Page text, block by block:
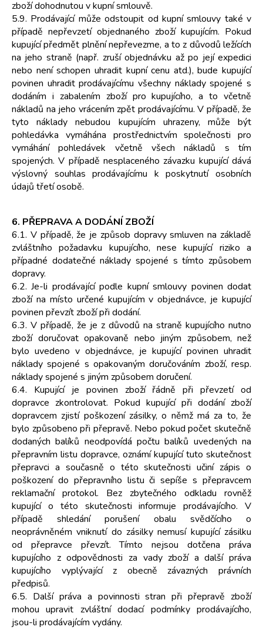
zboží dohodnutou v kupní smlouvě.
5.9. Prodávající může odstoupit od kupní smlouvy také v
případě nepřevzetí objednaného zboží kupujícím. Pokud
kupující předmět plnění nepřevezme, a to z důvodů ležících
na jeho straně (např. zruší objednávku až po její expedici
nebo není schopen uhradit kupní cenu atd.), bude kupující
povinen uhradit prodávajícímu všechny náklady spojené s
dodáním i zabalením zboží pro kupujícího, a to včetně
nákladů na jeho vrácením zpět prodávajícímu. V případě, že
tyto náklady nebudou kupujícím uhrazeny, může být
pohledávka vymáhána prostřednictvím společnosti pro
vymáhání pohledávek včetně všech nákladů s tím
spojených. V případě nesplaceného závazku kupující dává
výslovný souhlas prodávajícímu k poskytnutí osobních
údajů třetí osobě.
6. PŘEPRAVA A DODÁNÍ ZBOŽÍ
6.1. V případě, že je způsob dopravy smluven na základě
zvláštního požadavku kupujícího, nese kupující riziko a
případné dodatečné náklady spojené s tímto způsobem
dopravy.
6.2. Je-li prodávající podle kupní smlouvy povinen dodat
zboží na místo určené kupujícím v objednávce, je kupující
povinen převzít zboží při dodání.
6.3. V případě, že je z důvodů na straně kupujícího nutno
zboží doručovat opakovaně nebo jiným způsobem, než
bylo uvedeno v objednávce, je kupující povinen uhradit
náklady spojené s opakovaným doručováním zboží, resp.
náklady spojené s jiným způsobem doručení.
6.4. Kupující je povinen zboží řádně při převzetí od
dopravce zkontrolovat. Pokud kupující při dodání zboží
dopravcem zjistí poškození zásilky, o němž má za to, že
bylo způsobeno při přepravě. Nebo pokud počet skutečně
dodaných balíků neodpovídá počtu balíků uvedených na
přepravním listu dopravce, oznámí kupující tuto skutečnost
přepravci a současně o této skutečnosti učiní zápis o
poškození do přepravního listu či sepíše s přepravcem
reklamační protokol. Bez zbytečného odkladu rovněž
kupující o této skutečnosti informuje prodávajícího. V
případě shledání porušení obalu svědčícího o
neoprávněném vniknutí do zásilky nemusí kupující zásilku
od přepravce převzít. Tímto nejsou dotčena práva
kupujícího z odpovědnosti za vady zboží a další práva
kupujícího vyplývající z obecně závazných právních
předpisů.
6.5. Další práva a povinnosti stran při přepravě zboží
mohou upravit zvláštní dodací podmínky prodávajícího,
jsou-li prodávajícím vydány.